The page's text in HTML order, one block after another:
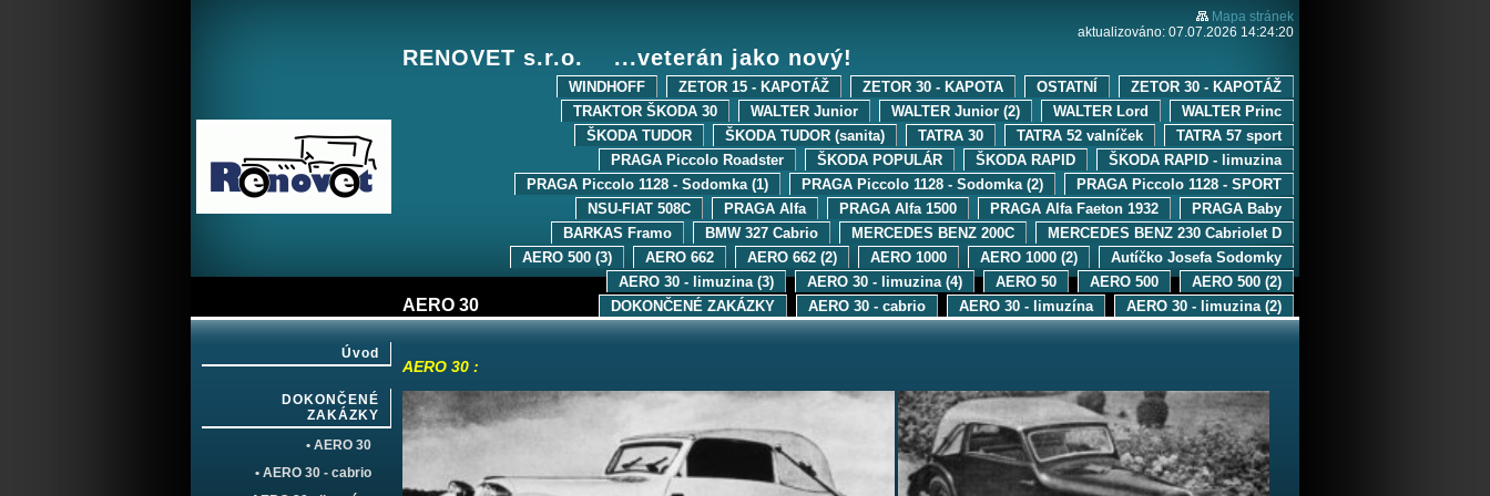
Mapa stránek
aktualizováno: 07.07.2026 14:24:20
RENOVET s.r.o. ...veterán jako nový!
AERO 30
ZETOR 30 - KAPOTÁŽ
OSTATNÍ
ZETOR 30 - KAPOTA
ZETOR 15 - KAPOTÁŽ
WINDHOFF
WALTER Princ
WALTER Lord
WALTER Junior (2)
WALTER Junior
TRAKTOR ŠKODA 30
TATRA 57 sport
TATRA 52 valníček
TATRA 30
ŠKODA TUDOR (sanita)
ŠKODA TUDOR
ŠKODA RAPID - limuzina
ŠKODA RAPID
ŠKODA POPULÁR
PRAGA Piccolo Roadster
PRAGA Piccolo 1128 - SPORT
PRAGA Piccolo 1128 - Sodomka (2)
PRAGA Piccolo 1128 - Sodomka (1)
PRAGA Baby
PRAGA Alfa Faeton 1932
PRAGA Alfa 1500
PRAGA Alfa
NSU-FIAT 508C
MERCEDES BENZ 230 Cabriolet D
MERCEDES BENZ 200C
BMW 327 Cabrio
BARKAS Framo
Autíčko Josefa Sodomky
AERO 1000 (2)
AERO 1000
AERO 662 (2)
AERO 662
AERO 500 (3)
AERO 500 (2)
AERO 500
AERO 50
AERO 30 - limuzina (4)
AERO 30 - limuzina (3)
AERO 30 - limuzina (2)
AERO 30 - limuzína
AERO 30 - cabrio
DOKONČENÉ ZAKÁZKY
Úvod
DOKONČENÉ
ZAKÁZKY
• AERO 30
• AERO 30 - cabrio
AERO 30 :